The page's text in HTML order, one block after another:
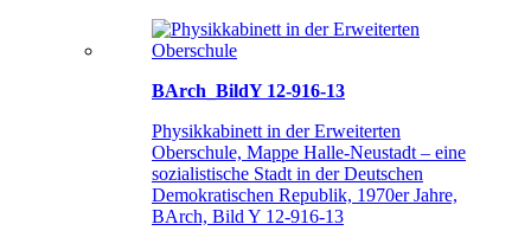
BArch_BildY 12-916-13
Physikkabinett in der Erweiterten
Oberschule, Mappe Halle-Neustadt – eine
sozialistische Stadt in der Deutschen
Demokratischen Republik, 1970er Jahre,
BArch, Bild Y 12-916-13